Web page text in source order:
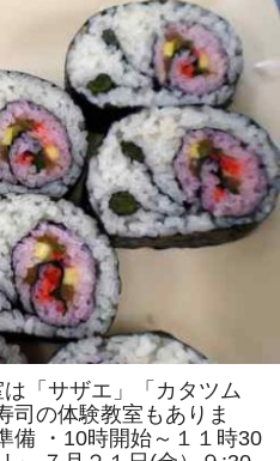
「サザエ」「カタツム
司の体験教室もありま
備 ・10時開始～１１時30